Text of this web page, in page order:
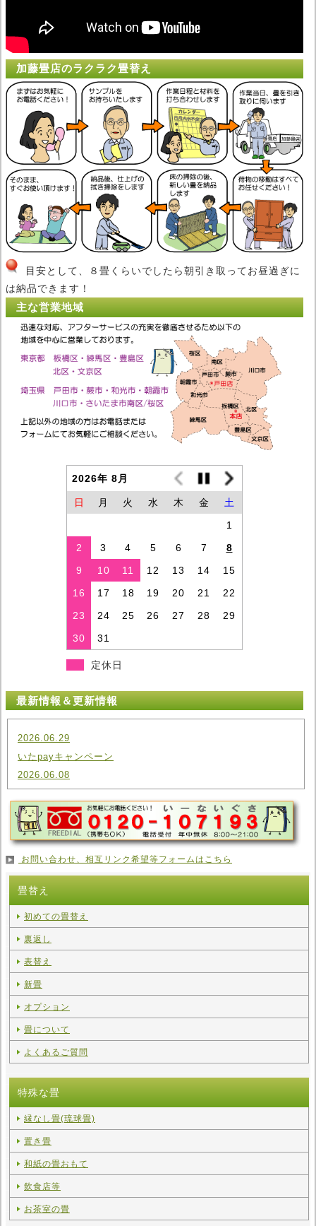
加藤畳店のラクラク畳替え
目安として、８畳くらいでしたら朝引き取ってお昼過ぎに
は納品できます！
主な営業地域
2026年 8月
日 月 火 水 木 金
土
1
2
3 4 5 6 7
8
9
10 11 12 13 14
15
16
17 18 19 20 21
22
23
24 25 26 27 28
29
30
31
定休日
最新情報＆更新情報
2026.06.29
いたpayキャンペーン
2026.06.08
2026.05.01
いたpayキャンペーン
2026.03.06
戸田朝市に出店します！
2026.02.01
いたpayキャンペーン
2025.11.21
戸田市立笹目小学校の生徒が職業体験にきました
2024.10.25
2024.08.27
戸田朝市に出店します！
2024.06.01
戸田朝市に出店します！
ミニ畳工作教室を実施しました
2024.01.18
戸田市立笹目小学校の生徒が職業体験にきました
2023.10.09
戸田商工祭に出店します！
板橋区立中根橋小学校の生徒が職業体験にきました
2022.10.05
お問い合わせ、相互リンク希望等フォームはこちら
畳替え
初めての畳替え
裏返し
表替え
新畳
オプション
畳について
よくあるご質問
特殊な畳
縁なし畳(琉球畳)
置き畳
和紙の畳おもて
飲食店等
お茶室の畳